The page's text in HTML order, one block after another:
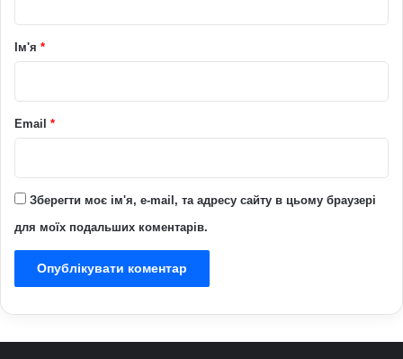
рІм'я *
Email *
Зберегти моє ім'я, e-mail, та адресу сайту в цьому браузері
для моїх подальших коментарів.